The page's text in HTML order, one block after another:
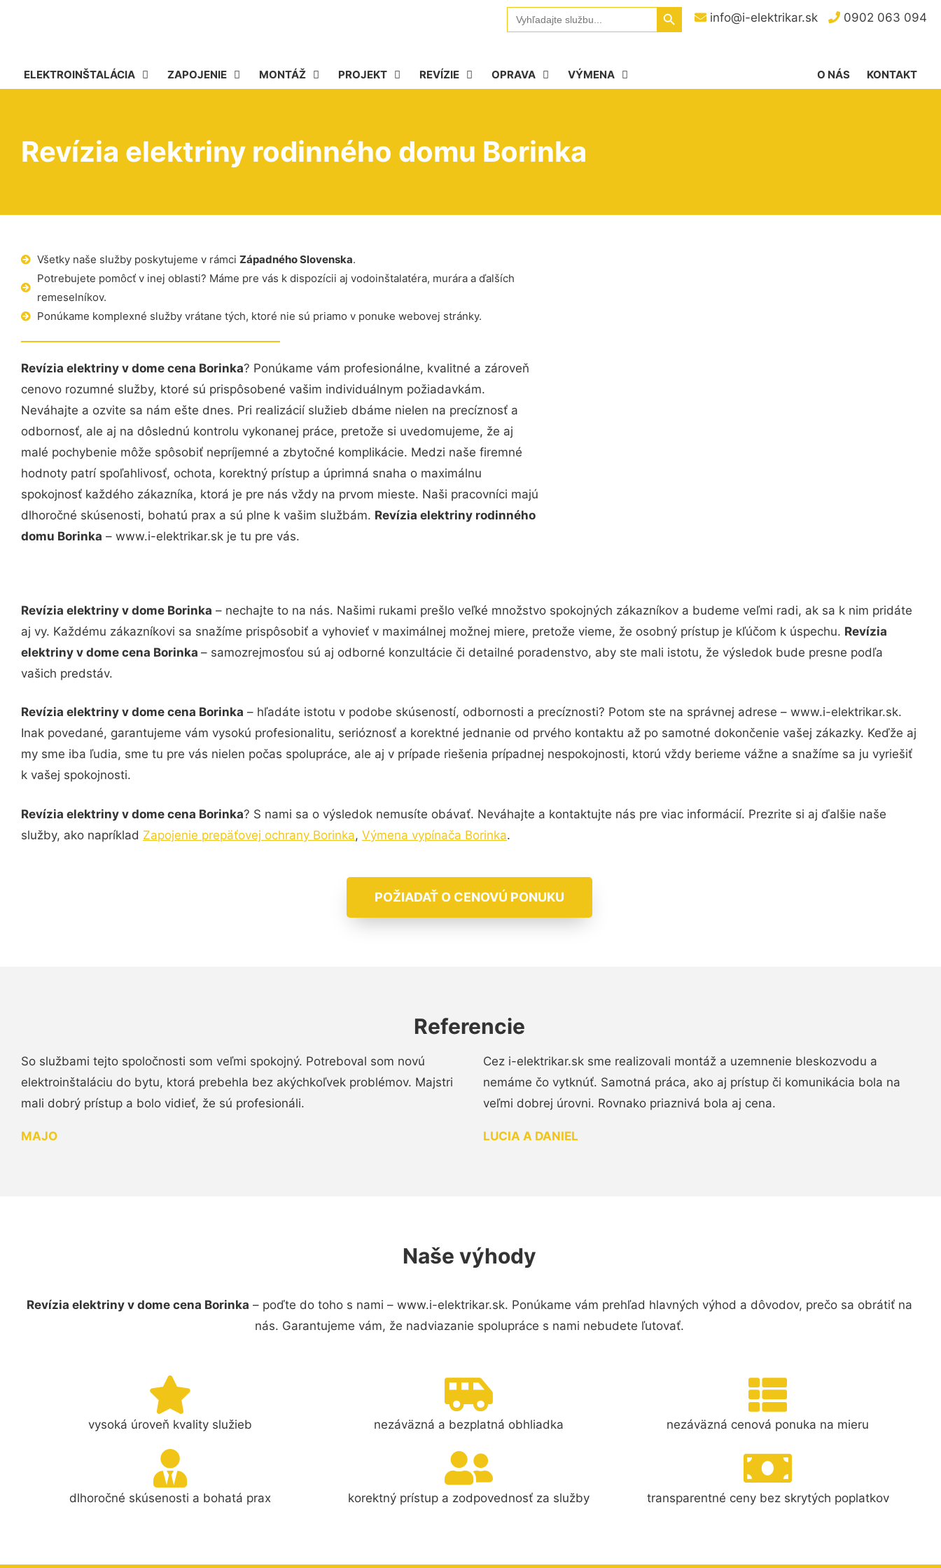
info@i-elektrikar.sk 0902 063 094
Search
for:
Search Button
ELEKTROINŠTALÁCIA ZAPOJENIE MONTÁŽ PROJEKT REVÍZIE OPRAVA VÝMENA KONTAKT
O NÁS
Revízia elektriny rodinného domu Borinka
Všetky naše služby poskytujeme v rámci Západného Slovenska.
Potrebujete pomôcť v inej oblasti? Máme pre vás k dispozícii aj vodoinštalatéra, murára a ďalších
remeselníkov.
Ponúkame komplexné služby vrátane tých, ktoré nie sú priamo v ponuke webovej stránky.
Revízia elektriny v dome cena Borinka? Ponúkame vám profesionálne, kvalitné a zároveň
cenovo rozumné služby, ktoré sú prispôsobené vašim individuálnym požiadavkám.
Neváhajte a ozvite sa nám ešte dnes. Pri realizácií služieb dbáme nielen na precíznosť a
odbornosť, ale aj na dôslednú kontrolu vykonanej práce, pretože si uvedomujeme, že aj
malé pochybenie môže spôsobiť nepríjemné a zbytočné komplikácie. Medzi naše firemné
hodnoty patrí spoľahlivosť, ochota, korektný prístup a úprimná snaha o maximálnu
spokojnosť každého zákazníka, ktorá je pre nás vždy na prvom mieste. Naši pracovníci majú
dlhoročné skúsenosti, bohatú prax a sú plne k vašim službám. Revízia elektriny rodinného
domu Borinka – www.i-elektrikar.sk je tu pre vás.
Revízia elektriny v dome Borinka – nechajte to na nás. Našimi rukami prešlo veľké množstvo spokojných zákazníkov a budeme veľmi radi, ak sa k nim pridáte
aj vy. Každému zákazníkovi sa snažíme prispôsobiť a vyhovieť v maximálnej možnej miere, pretože vieme, že osobný prístup je kľúčom k úspechu. Revízia
elektriny v dome cena Borinka – samozrejmosťou sú aj odborné konzultácie či detailné poradenstvo, aby ste mali istotu, že výsledok bude presne podľa
vašich predstáv.
Revízia elektriny v dome cena Borinka – hľadáte istotu v podobe skúseností, odbornosti a precíznosti? Potom ste na správnej adrese – www.i-elektrikar.sk.
Inak povedané, garantujeme vám vysokú profesionalitu, serióznosť a korektné jednanie od prvého kontaktu až po samotné dokončenie vašej zákazky. Keďže aj
my sme iba ľudia, sme tu pre vás nielen počas spolupráce, ale aj v prípade riešenia prípadnej nespokojnosti, ktorú vždy berieme vážne a snažíme sa ju vyriešiť
k vašej spokojnosti.
Revízia elektriny v dome cena Borinka? S nami sa o výsledok nemusíte obávať. Neváhajte a kontaktujte nás pre viac informácií. Prezrite si aj ďalšie naše
služby, ako napríklad Zapojenie prepäťovej ochrany Borinka, Výmena vypínača Borinka.
POŽIADAŤ O CENOVÚ PONUKU
Referencie
So službami tejto spoločnosti som veľmi spokojný. Potreboval som novú
elektroinštaláciu do bytu, ktorá prebehla bez akýchkoľvek problémov. Majstri
mali dobrý prístup a bolo vidieť, že sú profesionáli.
MAJO
Cez i-elektrikar.sk sme realizovali montáž a uzemnenie bleskozvodu a
nemáme čo vytknúť. Samotná práca, ako aj prístup či komunikácia bola na
veľmi dobrej úrovni. Rovnako priaznivá bola aj cena.
LUCIA A DANIEL
Naše výhody
Revízia elektriny v dome cena Borinka – poďte do toho s nami – www.i-elektrikar.sk. Ponúkame vám prehľad hlavných výhod a dôvodov, prečo sa obrátiť na
nás. Garantujeme vám, že nadviazanie spolupráce s nami nebudete ľutovať.
vysoká úroveň kvality služieb nezáväzná a bezplatná obhliadka nezáväzná cenová ponuka na mieru
dlhoročné skúsenosti a bohatá prax korektný prístup a zodpovednosť za služby transparentné ceny bez skrytých poplatkov